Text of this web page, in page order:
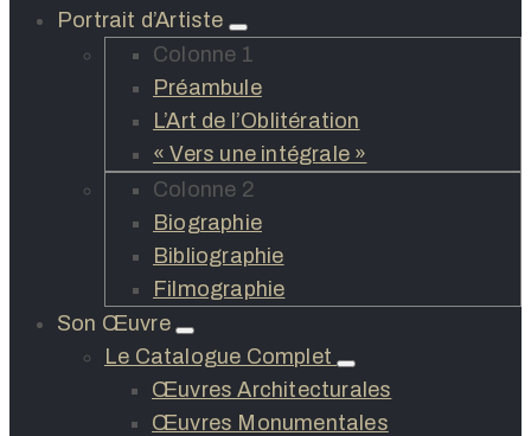
Portrait d’Artiste
Colonne 1
Préambule
L’Art de l’Oblitération
« Vers une intégrale »
Colonne 2
Biographie
Bibliographie
Filmographie
Son Œuvre
Le Catalogue Complet
Œuvres Architecturales
Œuvres Monumentales